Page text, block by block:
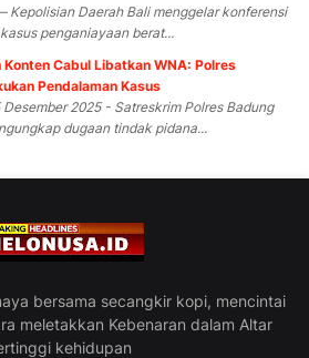
Kepolisian Daerah Bali menggelar konferensi
penganiayaan berat...
Konten Cabul Libatkan WNA: Polres
Pendalaman Kasus
Desember 2025 - Satreskrim Polres Badung
dugaan tindak pidana...
bersama secangkir kopi, mencintai
meletakkan Kebenaran dalam Altar
kehidupan